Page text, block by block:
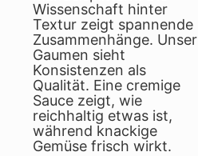
Wissenschaft hinter
Textur zeigt spannende
Zusammenhänge. Unser
Gaumen sieht
Konsistenzen als
Qualität. Eine cremige
Sauce zeigt, wie
reichhaltig etwas ist,
während knackige
Gemüse frisch wirkt.